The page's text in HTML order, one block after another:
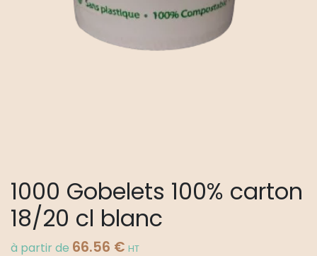
1000 Gobelets 100% carton
18/20 cl blanc
à partir de 66.56 € HT